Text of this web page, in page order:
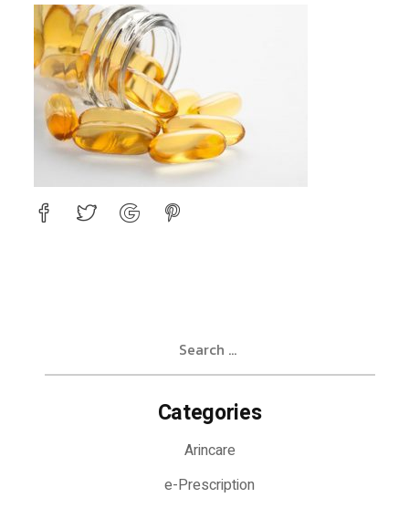
481649
Categories
Arincare
e-Prescription